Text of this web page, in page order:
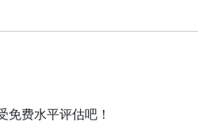
费水平评估吧！